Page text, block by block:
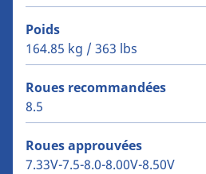
Poids
164.85 kg / 363 lbs
Roues recommandées
8.5
Roues approuvées
7.33V-7.5-8.0-8.00V-8.50V